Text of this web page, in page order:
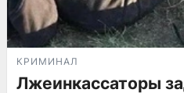
КРИМИНАЛ
Лжеинкассаторы